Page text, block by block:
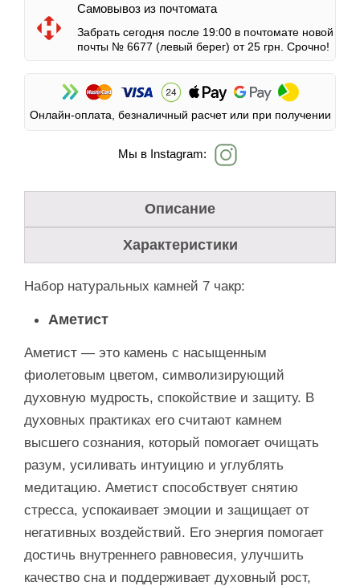
Самовывоз из почтомата
Забрать сегодня после 19:00 в почтомате новой
почты № 6677 (левый берег) от 25 грн. Срочно!
Онлайн-оплата, безналичный расчет или при получении
Мы в Instagram:
Описание
Характеристики
Набор натуральных камней 7 чакр:
Аметист
Аметист — это камень с насыщенным
фиолетовым цветом, символизирующий
духовную мудрость, спокойствие и защиту. В
духовных практиках его считают камнем
высшего сознания, который помогает очищать
разум, усиливать интуицию и углублять
медитацию. Аметист способствует снятию
стресса, успокаивает эмоции и защищает от
негативных воздействий. Его энергия помогает
достичь внутреннего равновесия, улучшить
качество сна и поддерживает духовный рост,